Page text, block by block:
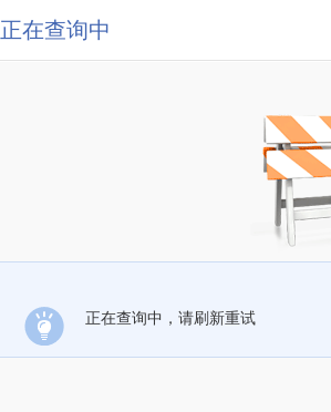
正在查询中
正在查询中，请刷新重试